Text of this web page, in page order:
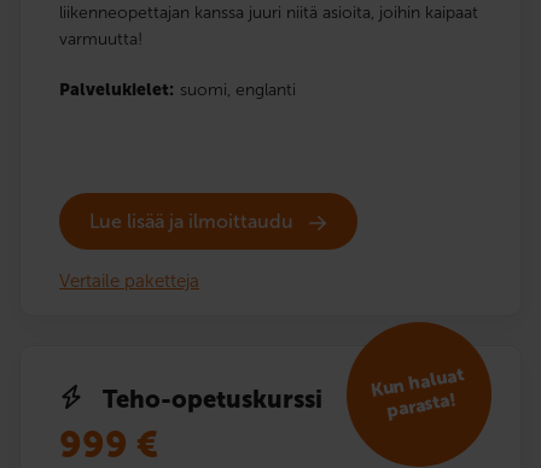
liikenneopettajan kanssa juuri niitä asioita, joihin kaipaat
varmuutta!
Palvelukielet: suomi, englanti
Lue lisää ja ilmoittaudu
Vertaile paketteja
Teho-opetuskurssi Kun haluat
parasta!
999 €